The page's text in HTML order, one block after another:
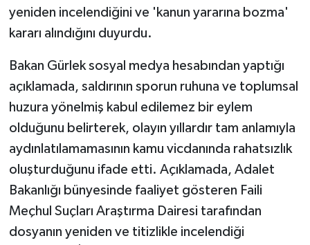
yeniden incelendiğini ve 'kanun yararına bozma'
kararı alındığını duyurdu.
Bakan Gürlek sosyal medya hesabından yaptığı
açıklamada, saldırının sporun ruhuna ve toplumsal
huzura yönelmiş kabul edilemez bir eylem
olduğunu belirterek, olayın yıllardır tam anlamıyla
aydınlatılamamasının kamu vicdanında rahatsızlık
oluşturduğunu ifade etti. Açıklamada, Adalet
Bakanlığı bünyesinde faaliyet gösteren Faili
Meçhul Suçları Araştırma Dairesi tarafından
dosyanın yeniden ve titizlikle incelendiği